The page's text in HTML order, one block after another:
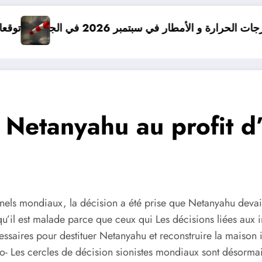
سبتمبر 2026 في الجزائر توقعات درجات الحرارة في خريف 2026 في
au profit
mondiaux, la décision a été prise que Netanyahu
est malade parce que ceux qui Les décisions liées aux
pour destituer Netanyahu et reconstruire la
Les cercles de décision sionistes mondiaux sont